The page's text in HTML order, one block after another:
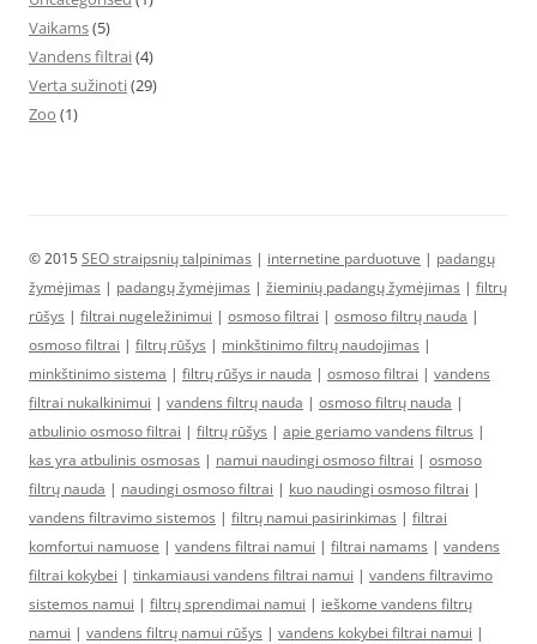
Vaikams(5)
Vandens filtrai(4)
Verta sužinoti(29)
Zoo (1)
© 2015SEO straipsnių talpinimas | internetine parduotuve | padangų
žymėjimas | padangų žymėjimas | žieminių padangų žymėjimas | filtrų
rūšys | filtrai nugeležinimui | osmoso filtrai | osmoso filtrų nauda |
osmoso filtrai | filtrų rūšys | minkštinimo filtrų naudojimas |
minkštinimo sistema | filtrų rūšys ir nauda | osmoso filtrai | vandens
filtrai nukalkinimui | vandens filtrų nauda | osmoso filtrų nauda |
atbulinio osmoso filtrai | filtrų rūšys | apie geriamo vandens filtrus |
kas yra atbulinis osmosas | namui naudingi osmoso filtrai | osmoso
filtrų nauda | naudingi osmoso filtrai | kuo naudingi osmoso filtrai |
vandens filtravimo sistemos | filtrų namui pasirinkimas | filtrai
komfortui namuose | vandens filtrai namui | filtrai namams | vandens
filtrai kokybei | tinkamiausi vandens filtrai namui | vandens filtravimo
sistemos namui | filtrų sprendimai namui | ieškome vandens filtrų
namui | vandens filtrų namui rūšys | vandens kokybei filtrai namui |